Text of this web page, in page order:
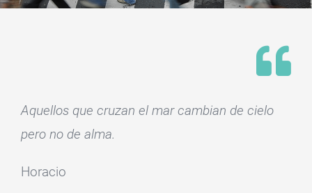
Aquellos que cruzan el mar cambian de cielo
pero no de alma.
Horacio